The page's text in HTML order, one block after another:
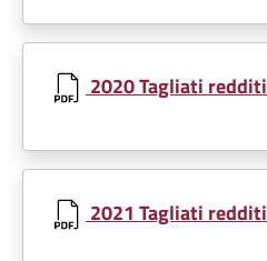
Document
2020 Tagliati redditi
Document
2021 Tagliati redditi